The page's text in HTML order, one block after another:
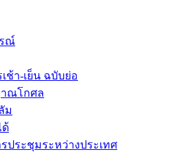
ณ์
ช้า-เย็น ฉบับย่อ
ณโกศล
ม
ด้
ประชุมระหว่างประเทศ